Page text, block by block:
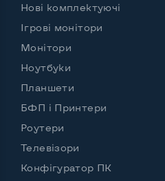
Нові комплектуючі
Ігрові монітори
Монітори
Ноутбуки
Планшети
БФП і Принтери
Роутери
Телевізори
Конфігуратор ПК